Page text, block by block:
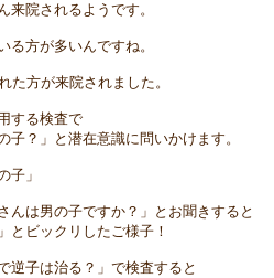
来院されるようです。
る方が多いんですね。
た方が来院されました。
する検査で
子？」と潜在意識に問いかけます。
子」
んは男の子ですか？」とお聞きすると
とビックリしたご様子！
逆子は治る？」で検査すると